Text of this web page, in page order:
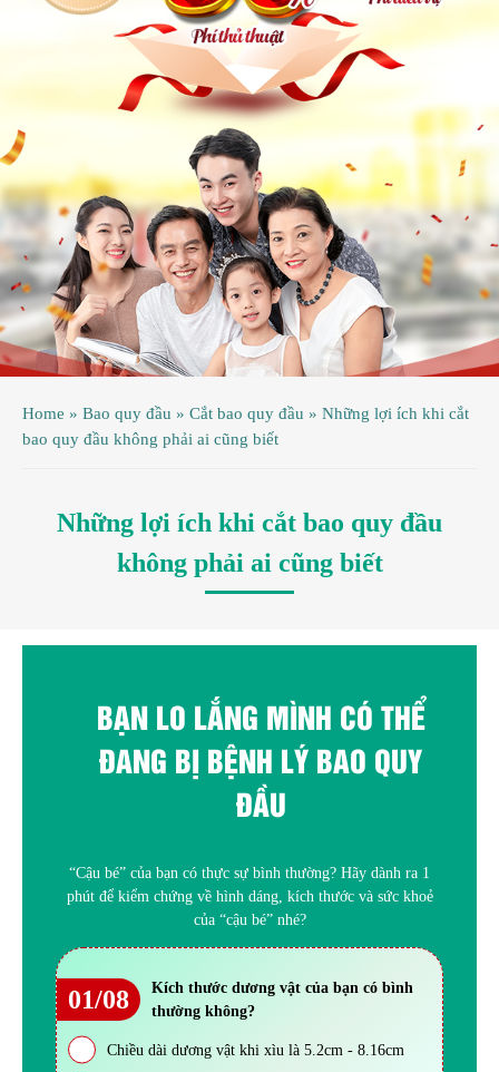
Home » Bao quy đầu » Cắt bao quy đầu » Những lợi ích khi cắt
bao quy đầu không phải ai cũng biết
Những lợi ích khi cắt bao quy đầu
không phải ai cũng biết
BẠN LO LẮNG MÌNH CÓ THỂ
ĐANG BỊ BỆNH LÝ BAO QUY
ĐẦU
“Cậu bé” của bạn có thực sự bình thường? Hãy dành ra 1
phút để kiểm chứng về hình dáng, kích thước và sức khoẻ
của “cậu bé” nhé?
01/08
Kích thước dương vật của bạn có bình
thường không?
Chiều dài dương vật khi xìu là 5.2cm - 8.16cm